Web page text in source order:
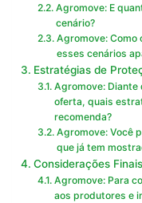
Agromove: E
cenário?
Agromove:
esses cenários
Estratégias de
Agromove:
oferta, quais
recomenda?
Agromove: Você
que já tem
Considerações
Agromove: Para
aos produtores e